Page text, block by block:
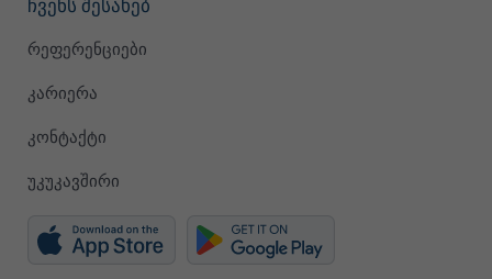
ჩვენს შესახებ
რეფერენციები
კარიერა
კონტაქტი
უკუკავშირი